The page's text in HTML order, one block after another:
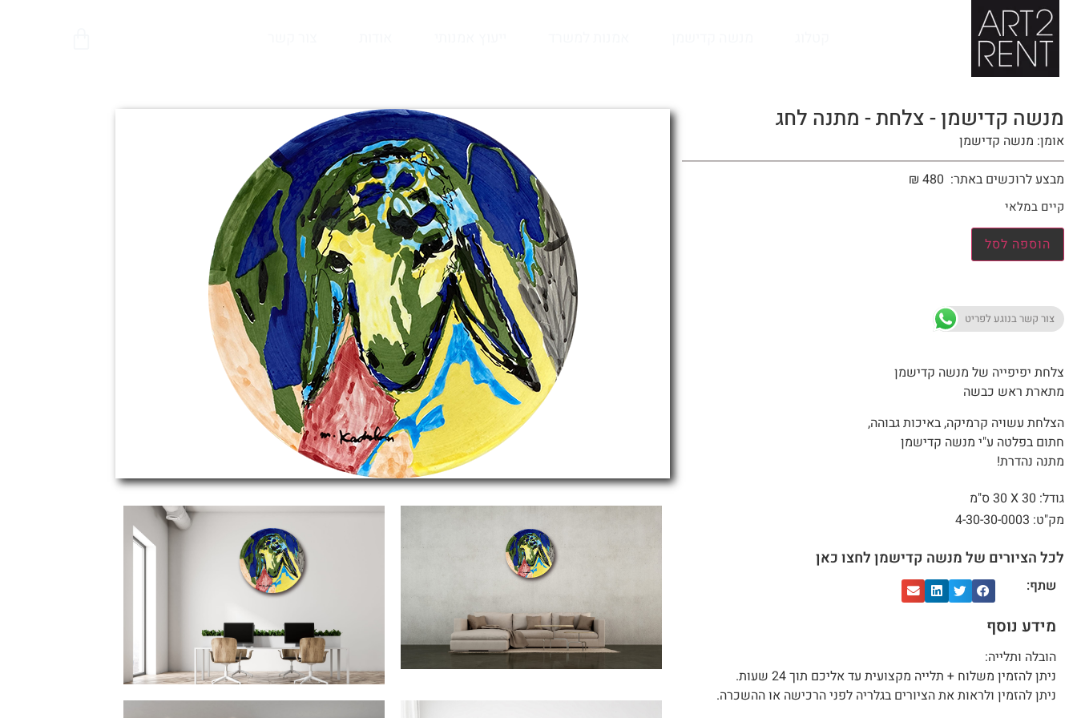
לתוכן
מנשה קדישמן - צלחת - מתנה לחג
אומן: מנשה קדישמן
מבצע לרוכשים באתר:
₪ 480
קיים במלאי
הוספה לסל
צור קשר בנוגע לפריט
צלחת יפיפייה של מנשה קדישמן
מתארת ראש כבשה
הצלחת עשויה קרמיקה, באיכות גבוהה,
חתום בפלטה ע"י מנשה קדישמן
מתנה נהדרת!
גודל: 30 X
30 ס"מ
מק"ט: 4-30-30-0003
לכל הציורים של מנשה קדישמן לחצו כאן
שתף:
מידע נוסף
הובלה ותלייה:
ניתן להזמין משלוח + תלייה מקצועית עד אליכם תוך 24 שעות.
ניתן להזמין ולראות את הציורים בגלריה לפני הרכישה או ההשכרה.